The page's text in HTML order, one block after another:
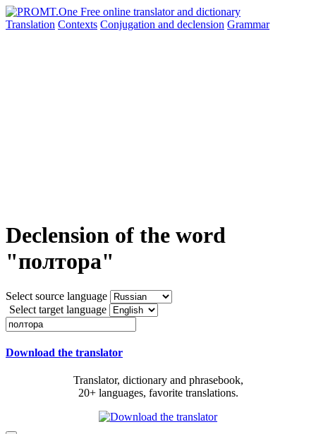
Translation Contexts Conjugation and declension Grammar
Declension of the word
"полтора"
Select source language
Select target language
Download the translator
Translator, dictionary and phrasebook,
20+ languages, favorite translations.